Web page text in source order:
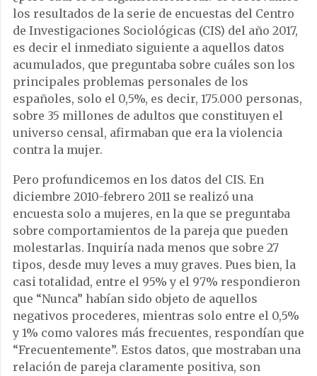
los resultados de la serie de encuestas del Centro
de Investigaciones Sociológicas (CIS) del año 2017,
es decir el inmediato siguiente a aquellos datos
acumulados, que preguntaba sobre cuáles son los
principales problemas personales de los
españoles, solo el 0,5%, es decir, 175.000 personas,
sobre 35 millones de adultos que constituyen el
universo censal, afirmaban que era la violencia
contra la mujer.
Pero profundicemos en los datos del CIS. En
diciembre 2010-febrero 2011 se realizó una
encuesta solo a mujeres, en la que se preguntaba
sobre comportamientos de la pareja que pueden
molestarlas. Inquiría nada menos que sobre 27
tipos, desde muy leves a muy graves. Pues bien, la
casi totalidad, entre el 95% y el 97% respondieron
que “Nunca” habían sido objeto de aquellos
negativos procederes, mientras solo entre el 0,5%
y 1% como valores más frecuentes, respondían que
“Frecuentemente”. Estos datos, que mostraban una
relación de pareja claramente positiva, son